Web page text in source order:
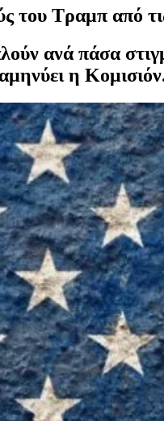
του Τραμπ από
ανά πάσα
η